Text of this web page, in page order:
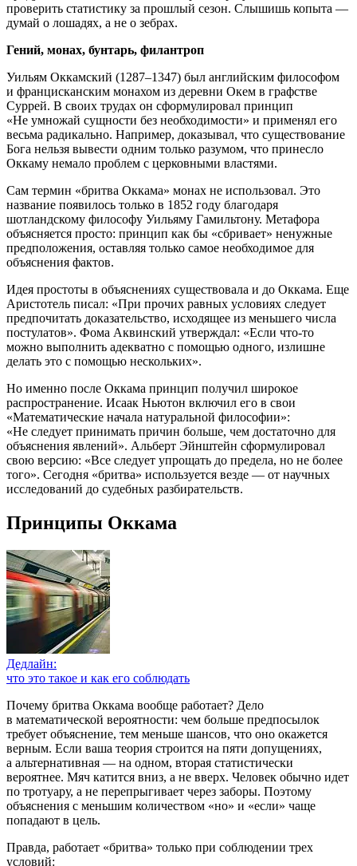
проверить статистику за прошлый сезон. Слышишь копыта —
думай о лошадях, а не о зебрах.
Гений, монах, бунтарь, филантроп
Уильям Оккамский (1287–1347) был английским философом
и францисканским монахом из деревни Окем в графстве
Суррей. В своих трудах он сформулировал принцип
«Не умножай сущности без необходимости» и применял его
весьма радикально. Например, доказывал, что существование
Бога нельзя вывести одним только разумом, что принесло
Оккаму немало проблем с церковными властями.
Сам термин «бритва Оккама» монах не использовал. Это
название появилось только в 1852 году благодаря
шотландскому философу Уильяму Гамильтону. Метафора
объясняется просто: принцип как бы «сбривает» ненужные
предположения, оставляя только самое необходимое для
объяснения фактов.
Идея простоты в объяснениях существовала и до Оккама. Еще
Аристотель писал: «При прочих равных условиях следует
предпочитать доказательство, исходящее из меньшего числа
постулатов». Фома Аквинский утверждал: «Если что-то
можно выполнить адекватно с помощью одного, излишне
делать это с помощью нескольких».
Но именно после Оккама принцип получил широкое
распространение. Исаак Ньютон включил его в свои
«Математические начала натуральной философии»:
«Не следует принимать причин больше, чем достаточно для
объяснения явлений». Альберт Эйнштейн сформулировал
свою версию: «Все следует упрощать до предела, но не более
того». Сегодня «бритва» используется везде — от научных
исследований до судебных разбирательств.
Принципы Оккама
Дедлайн:
что это такое и как его соблюдать
Почему бритва Оккама вообще работает? Дело
в математической вероятности: чем больше предпосылок
требует объяснение, тем меньше шансов, что оно окажется
верным. Если ваша теория строится на пяти допущениях,
а альтернативная — на одном, вторая статистически
вероятнее. Мяч катится вниз, а не вверх. Человек обычно идет
по тротуару, а не перепрыгивает через заборы. Поэтому
объяснения с меньшим количеством «но» и «если» чаще
попадают в цель.
Правда, работает «бритва» только при соблюдении трех
условий: